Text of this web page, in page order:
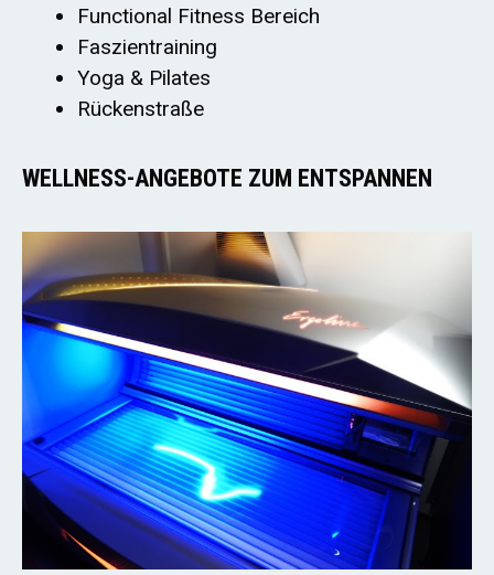
Functional Fitness Bereich
Faszientraining
Yoga & Pilates
Rückenstraße
WELLNESS-ANGEBOTE ZUM ENTSPANNEN